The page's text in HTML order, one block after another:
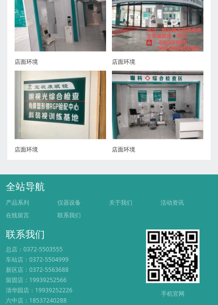
店面环境 店面环境
店面环境 店面环境
全站导航
产品系列 仪器设备 关于我们
活动资讯
在线留言
联系我们
手机官网
联系我们
总店：0372-5503555
车站店：0372-5504999
新区店：0372-5563688
留固店：19939252566
清华园店：19939252226
六中店：18537240288